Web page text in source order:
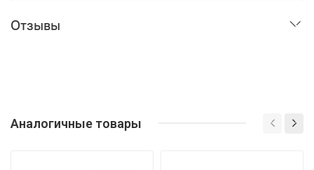
Отзывы
Аналогичные товары